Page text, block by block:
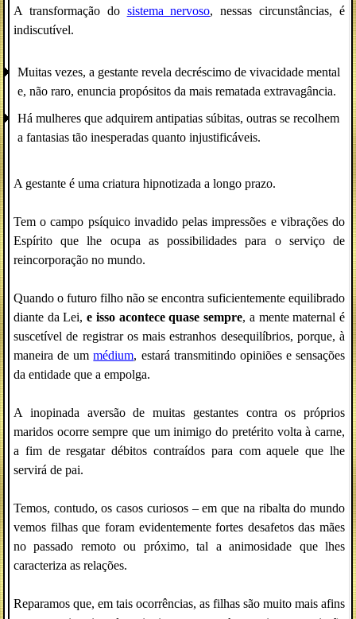
A transformação do sistema nervoso, nessas circunstâncias, é
indiscutível.
Muitas vezes, a gestante revela decréscimo de vivacidade mental
e, não raro, enuncia propósitos da mais rematada extravagância.
Há mulheres que adquirem antipatias súbitas, outras se recolhem
a fantasias tão inesperadas quanto injustificáveis.
A gestante é uma criatura hipnotizada a longo prazo.
Tem o campo psíquico invadido pelas impressões e vibrações do
Espírito que lhe ocupa as possibilidades para o serviço de
reincorporação no mundo.
Quando o futuro filho não se encontra suficientemente equilibrado
diante da Lei,e isso acontece quase sempre, a mente maternal é
suscetível de registrar os mais estranhos desequilíbrios, porque, à
maneira de ummédium, estará transmitindo opiniões e sensações
da entidade que a empolga.
A inopinada aversão de muitas gestantes contra os próprios
maridos ocorre sempre que um inimigo do pretérito volta à carne,
a fim de resgatar débitos contraídos para com aquele que lhe
servirá de pai.
Temos, contudo, os casos curiosos – em que na ribalta do mundo
vemos filhas que foram evidentemente fortes desafetos das mães
no passado remoto ou próximo, tal a animosidade que lhes
caracteriza as relações.
Reparamos que, em tais ocorrências, as filhas são muito mais afins